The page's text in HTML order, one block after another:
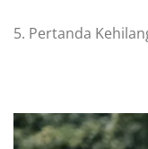
5. Pertanda